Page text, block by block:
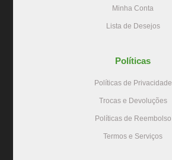
Minha Conta
Lista de Desejos
Políticas
Políticas de Privacidade
Trocas e Devoluções
Políticas de Reembolso
Termos e Serviços